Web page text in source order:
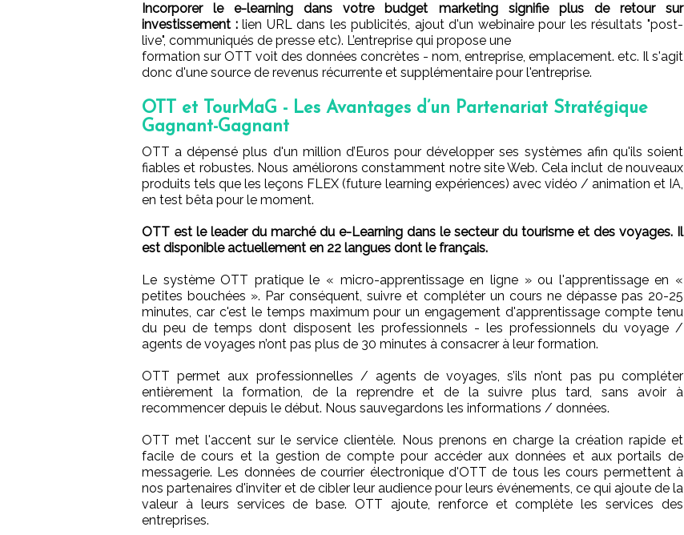
Incorporer le e-learning dans votre budget marketing signifie plus de retour sur
investissement :lien URL dans les publicités, ajout d'un webinaire pour les résultats "post-
live", communiqués de presse etc). L’entreprise qui propose une
formation sur OTT voit des données concrètes - nom, entreprise, emplacement. etc. Il s'agit
donc d'une source de revenus récurrente et supplémentaire pour l'entreprise.
OTT et TourMaG - Les Avantages d’un Partenariat Stratégique
Gagnant-Gagnant
OTT a dépensé plus d'un million d’Euros pour développer ses systèmes afin qu'ils soient
fiables et robustes. Nous améliorons constamment notre site Web. Cela inclut de nouveaux
produits tels que les leçons FLEX (future learning expériences) avec vidéo / animation et IA,
en test bêta pour le moment.
OTT est le leader du marché du e-Learning dans le secteur du tourisme et des voyages. Il
est disponible actuellement en 22 langues dont le français.
Le système OTT pratique le « micro-apprentissage en ligne » ou l'apprentissage en «
petites bouchées ». Par conséquent, suivre et compléter un cours ne dépasse pas 20-25
minutes, car c'est le temps maximum pour un engagement d'apprentissage compte tenu
du peu de temps dont disposent les professionnels - les professionnels du voyage /
agents de voyages n’ont pas plus de 30 minutes à consacrer à leur formation.
OTT permet aux professionnelles / agents de voyages, s’ils n’ont pas pu compléter
entièrement la formation, de la reprendre et de la suivre plus tard, sans avoir à
recommencer depuis le début. Nous sauvegardons les informations / données.
OTT met l'accent sur le service clientèle. Nous prenons en charge la création rapide et
facile de cours et la gestion de compte pour accéder aux données et aux portails de
messagerie. Les données de courrier électronique d'OTT de tous les cours permettent à
nos partenaires d'inviter et de cibler leur audience pour leurs événements, ce qui ajoute de la
valeur à leurs services de base. OTT ajoute, renforce et complète les services des
entreprises.